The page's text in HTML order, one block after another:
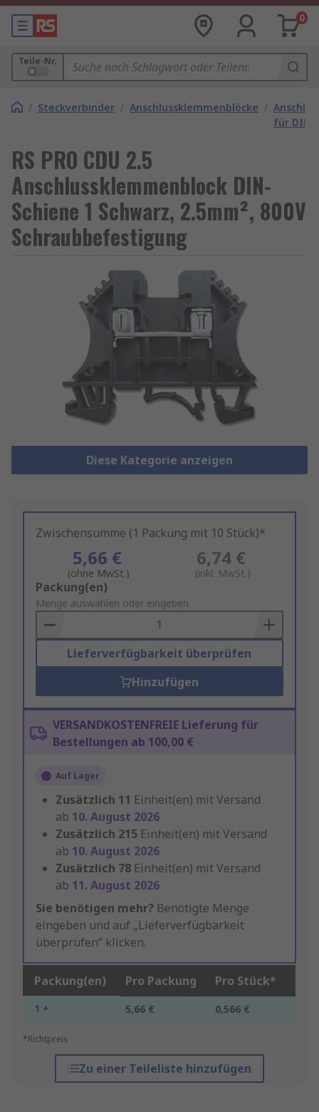
0
Teile-Nr.
/ Steckverbinder / Anschlussklemmenblöcke /
für DIN-
RS PRO CDU 2.5
Anschlussklemmenblock DIN-
Schiene 1 Schwarz, 2.5mm², 800V
Schraubbefestigung
Diese Kategorie anzeigen
Zwischensumme (1 Packung mit 10 Stück)*
5,66 €
(ohne MwSt.)
6,74 €
(inkl. MwSt.)
Add
to
Basket
Packung(en)
Menge auswählen oder eingeben
Lieferverfügbarkeit überprüfen
Hinzufügen
VERSANDKOSTENFREIE Lieferung für
Bestellungen ab 100,00 €
Auf Lager
Zusätzlich 11 Einheit(en) mit Versand
ab 10. August 2026
Zusätzlich 215 Einheit(en) mit Versand
ab 10. August 2026
Zusätzlich 78 Einheit(en) mit Versand
ab 11. August 2026
Sie benötigen mehr? Benötigte Menge
eingeben und auf „Lieferverfügbarkeit
überprüfen“ klicken.
Packung(en) Pro Packung Pro Stück*
1 + 5,66 € 0,566 €
*Richtpreis
Zu einer Teileliste hinzufügen